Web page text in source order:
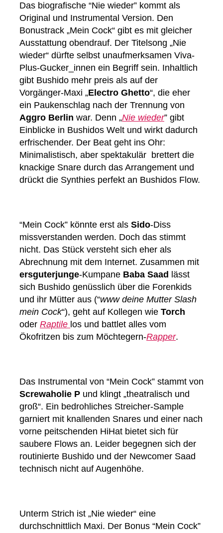
Das biografische “Nie wieder” kommt als
Original und Instrumental Version. Den
Bonustrack „Mein Cock“ gibt es mit gleicher
Ausstattung obendrauf. Der Titelsong „Nie
wieder“ dürfte selbst unaufmerksamen Viva-
Plus-Gucker_innen ein Begriff sein. Inhaltlich
gibt Bushido mehr preis als auf der
Vorgänger-Maxi „Electro Ghetto“, die eher
ein Paukenschlag nach der Trennung von
Aggro Berlin war. Denn „Nie wieder” gibt
Einblicke in Bushidos Welt und wirkt dadurch
erfrischender. Der Beat geht ins Ohr:
Minimalistisch, aber spektakulär brettert die
knackige Snare durch das Arrangement und
drückt die Synthies perfekt an Bushidos Flow.
“Mein Cock” könnte erst als Sido-Diss
missverstanden werden. Doch das stimmt
nicht. Das Stück versteht sich eher als
Abrechnung mit dem Internet. Zusammen mit
ersguterjunge-Kumpane Baba Saad lässt
sich Bushido genüsslich über die Forenkids
und ihr Mütter aus (“www deine Mutter Slash
mein Cock“), geht auf Kollegen wie Torch
oder Raptile los und battlet alles vom
Ökofritzen bis zum Möchtegern-Rapper.
Das Instrumental von “Mein Cock” stammt von
Screwaholie P und klingt „theatralisch und
groß“. Ein bedrohliches Streicher-Sample
garniert mit knallenden Snares und einer nach
vorne peitschenden HiHat bietet sich für
saubere Flows an. Leider begegnen sich der
routinierte Bushido und der Newcomer Saad
technisch nicht auf Augenhöhe.
Unterm Strich ist „Nie wieder“ eine
durchschnittlich Maxi. Der Bonus “Mein Cock”